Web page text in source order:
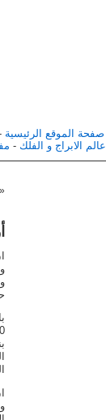
صفحة الموقع الرئيسية
عالم الابراج و الفلك -
«